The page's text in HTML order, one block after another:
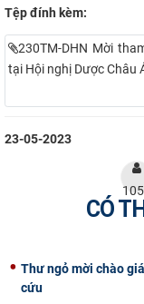
Tệp đính kèm:
230TM-DHN Mời
tại Hội nghị Dược Châu
23-05-2023
CÓ
Thư ngỏ mời chào
cứu